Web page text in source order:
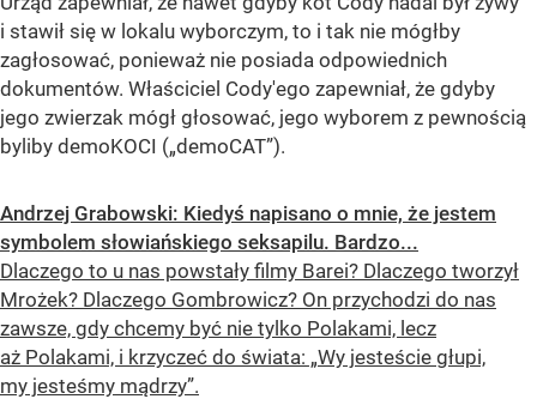
i stawił się w lokalu wyborczym, to i tak nie mógłby
zagłosować, ponieważ nie posiada odpowiednich
dokumentów. Właściciel Cody'ego zapewniał, że gdyby
jego zwierzak mógł głosować, jego wyborem z pewnością
byliby demoKOCI („demoCAT”).
Andrzej Grabowski: Kiedyś napisano o mnie, że jestem
symbolem słowiańskiego seksapilu. Bardzo...
Dlaczego to u nas powstały filmy Barei? Dlaczego tworzył
Mrożek? Dlaczego Gombrowicz? On przychodzi do nas
zawsze, gdy chcemy być nie tylko Polakami, lecz
aż Polakami, i krzyczeć do świata: „Wy jesteście głupi,
my jesteśmy mądrzy”.